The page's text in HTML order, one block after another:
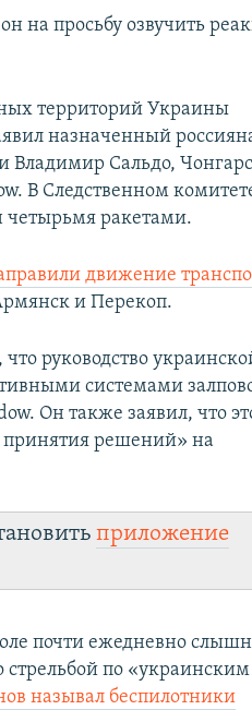
на просьбу озвучить
территорий Украины
назначенный
Владимир Сальдо,
В Следственном
четырьмя ракетами.
движение
и Перекоп.
руководство
системами
Он также заявил, что
принятия решений» на
приложение
почти ежедневно
стрельбой по «украинским
называл беспилотники